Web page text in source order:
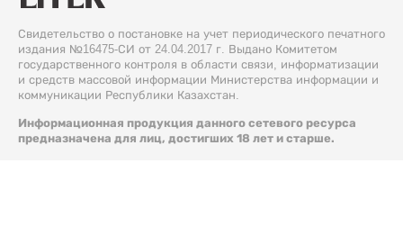
Свидетельство о постановке на учет периодического печатного
издания №16475-СИ от 24.04.2017 г. Выдано Комитетом
государственного контроля в области связи, информатизации
и средств массовой информации Министерства информации и
коммуникации Республики Казахстан.
Информационная продукция данного сетевого ресурса
предназначена для лиц, достигших 18 лет и старше.